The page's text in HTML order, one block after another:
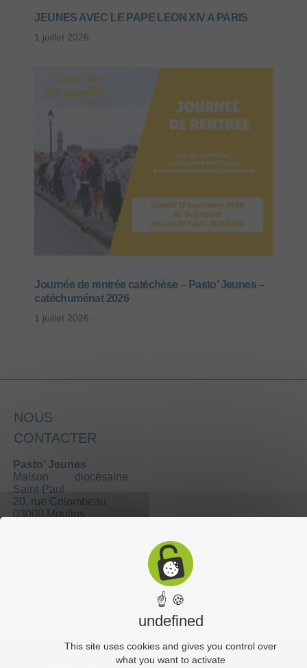
JEUNES AVEC LE PAPE LEON XIV A PARIS
1 juillet 2026
Journée de rentrée catéchèse – Pasto’ Jeunes –
catéchuménat 2026
1 juillet 2026
NOUS
CONTACTER
Pasto’ Jeunes
Maison diocésaine
Saint-Paul
20, rue Colombeau
03000 Moulins
Plan du site
☝ 🍪
undefined
This site uses cookies and gives you control over
what you want to activate